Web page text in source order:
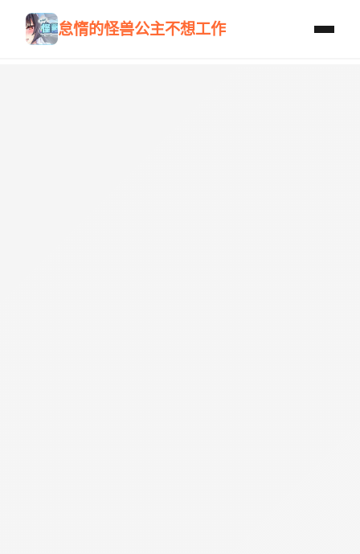
怠惰的怪兽公主不想工作